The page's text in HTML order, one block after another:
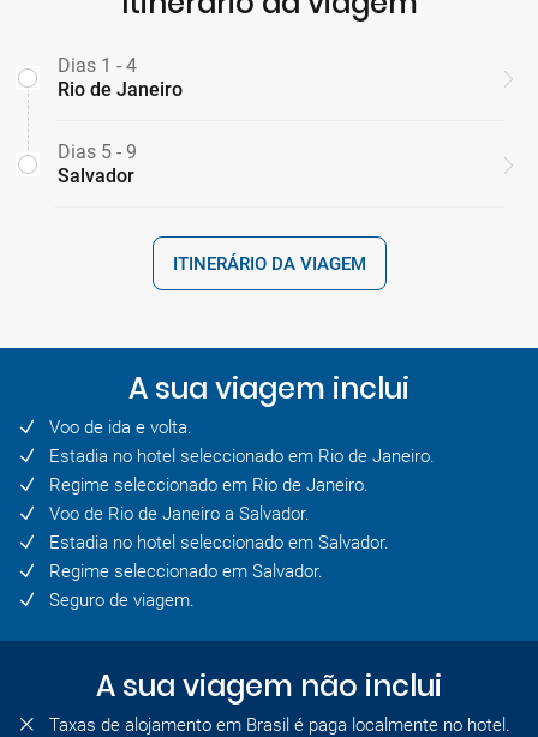
Dias 1 - 4
Rio de Janeiro
Dias 5 - 9
Salvador
ITINERÁRIO DA VIAGEM
A sua viagem inclui
Voo de ida e volta.
Estadia no hotel seleccionado em Rio de Janeiro.
Regime seleccionado em Rio de Janeiro.
Voo de Rio de Janeiro a Salvador.
Estadia no hotel seleccionado em Salvador.
Regime seleccionado em Salvador.
Seguro de viagem.
A sua viagem não inclui
Taxas de alojamento em Brasil é paga localmente no hotel.